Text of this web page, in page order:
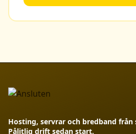
Hosting, servrar och bredband från
Pålitlig drift sedan start.